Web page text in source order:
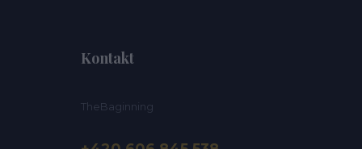
Kontakt
TheBaginning